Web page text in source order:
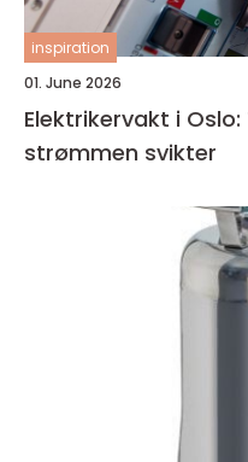
inspiration
01. June 2026
Elektrikervakt i
strømmen svikter